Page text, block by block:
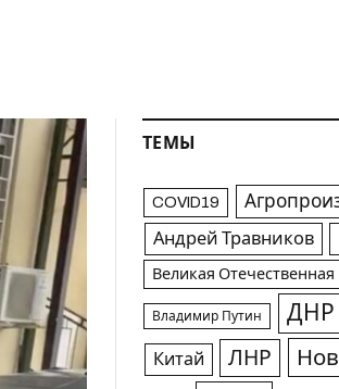
ТЕМЫ
COVID19
Андрей Травников
Великая Отечественная
Владимир Путин ДНР
Китай ЛНР